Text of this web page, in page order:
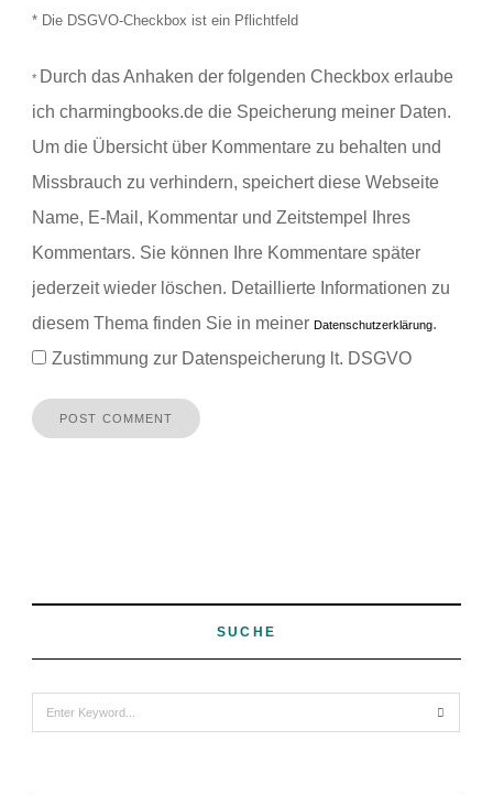
* Die DSGVO-Checkbox ist ein Pflichtfeld
* Durch das Anhaken der folgenden Checkbox erlaube
ich charmingbooks.de die Speicherung meiner Daten.
Um die Übersicht über Kommentare zu behalten und
Missbrauch zu verhindern, speichert diese Webseite
Name, E-Mail, Kommentar und Zeitstempel Ihres
Kommentars. Sie können Ihre Kommentare später
jederzeit wieder löschen. Detaillierte Informationen zu
diesem Thema finden Sie in meiner Datenschutzerklärung.
Zustimmung zur Datenspeicherung lt. DSGVO
SUCHE